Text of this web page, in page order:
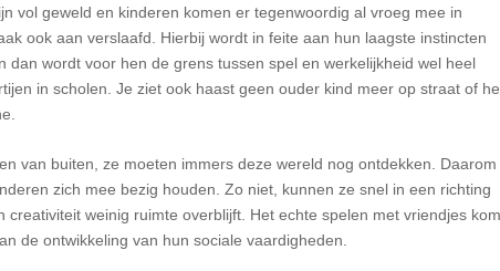
vol geweld en kinderen komen er tegenwoordig al vroeg mee in
ook aan verslaafd. Hierbij wordt in feite aan hun laagste instincten
dan wordt voor hen de grens tussen spel en werkelijkheid wel heel
in scholen. Je ziet ook haast geen ouder kind meer op straat of
van buiten, ze moeten immers deze wereld nog ontdekken. Daarom
zich mee bezig houden. Zo niet, kunnen ze snel in een richting
weinig ruimte overblijft. Het echte spelen met vriendjes
de ontwikkeling van hun sociale vaardigheden.